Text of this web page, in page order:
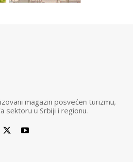
magazin posvećen turizmu,
sektoru u Srbiji i regionu.